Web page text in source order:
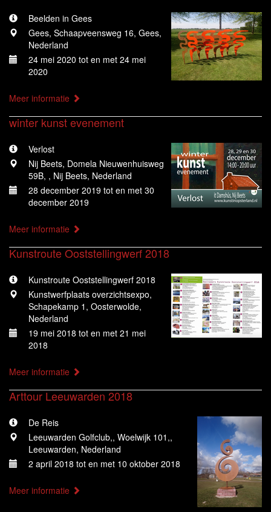
Beelden in Gees
Gees, Schaapveensweg 16, Gees,
Nederland
24 mei 2020 tot en met 24 mei
2020
Meer informatie
winter kunst evenement
Verlost
Nij Beets, Domela Nieuwenhuisweg
59B, , Nij Beets, Nederland
28 december 2019 tot en met 30
december 2019
Meer informatie
Kunstroute Ooststellingwerf 2018
Kunstroute Ooststellingwerf 2018
Kunstwerfplaats overzichtsexpo,
Schapekamp 1, Oosterwolde,
Nederland
19 mei 2018 tot en met 21 mei
2018
Meer informatie
Arttour Leeuwarden 2018
De Reis
Leeuwarden Golfclub,, Woelwijk 101,,
Leeuwarden, Nederland
2 april 2018 tot en met 10 oktober 2018
Meer informatie